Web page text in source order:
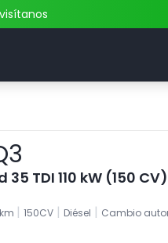
TDI 110 kW (150
| 150CV | Diésel | Cambio